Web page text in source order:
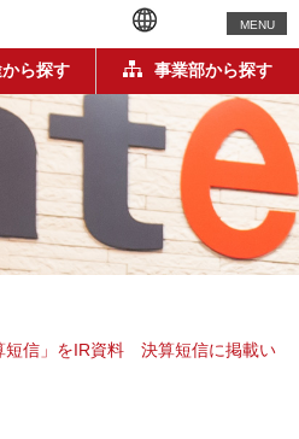
MENU
ら探す 事業部から探す
短信」をIR資料 決算短信に掲載い